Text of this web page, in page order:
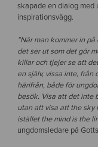
skapade en dialog med
inspirationsvägg.
”När man kommer in
det ser ut som det gör
killar och tjejer se att
en själv, vissa inte, från
härifrån, både för
besök. Visa att det inte
utan att visa att the sky
istället the mind is the
ungdomsledare på